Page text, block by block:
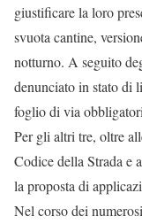
giustificare la loro
svuota cantine,
notturno. A seguito
denunciato in stato di
foglio di via
Per gli altri tre, oltre
Codice della Strada e
la proposta di
Nel corso dei